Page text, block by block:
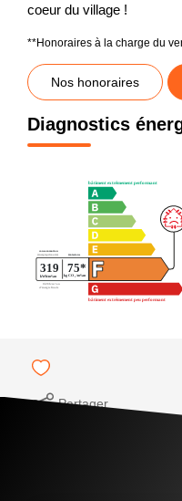
coeur du village !
**Honoraires à la charge du
Nos honoraires
Diagnostics
Partager